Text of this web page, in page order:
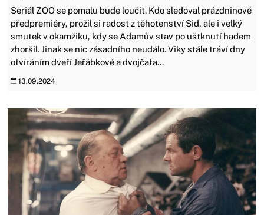
Seriál ZOO se pomalu bude loučit. Kdo sledoval prázdninové
předpremiéry, prožil si radost z těhotenství Sid, ale i velký
smutek v okamžiku, kdy se Adamův stav po uštknutí hadem
zhoršil. Jinak se nic zásadního neudálo. Viky stále tráví dny
otvíráním dveří Jeřábkové a dvojčata...
13.09.2024